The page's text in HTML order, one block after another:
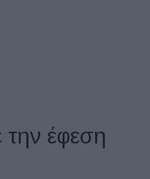
την έφεση